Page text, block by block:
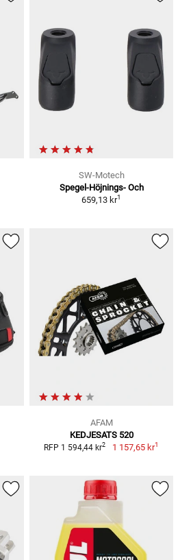
SW-Motech
Spegel-Höjnings- Och
659,13 kr1
AFAM
KEDJESATS 520
RFP 1 594,44 kr2 1 157,65 kr1